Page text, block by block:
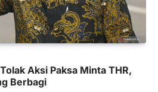
Aksi Paksa Minta THR,
Berbagi